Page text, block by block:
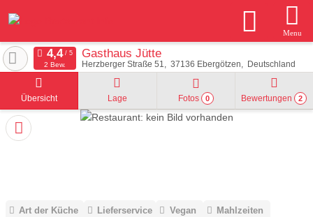
Menu
Gasthaus Jütte
Herzberger Straße 51 37136 Ebergötzen Deutschland
2 Bew.
Übersicht Lage Fotos 0 Bewertungen 2
Art der Küche Lieferservice Vegan
Mahlzeiten